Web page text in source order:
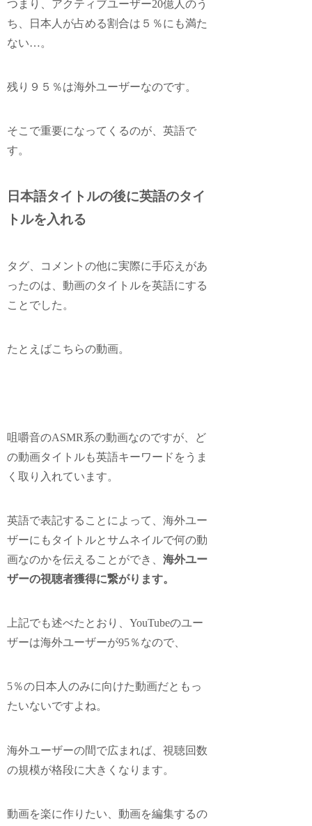
つまり、アクティブユーザー20億人のう
ち、日本人が占める割合は５％にも満た
ない…。
残り９５％は海外ユーザーなのです。
そこで重要になってくるのが、英語で
す。
日本語タイトルの後に英語のタイ
トルを入れる
タグ、コメントの他に実際に手応えがあ
ったのは、動画のタイトルを英語にする
ことでした。
たとえばこちらの動画。
咀嚼音のASMR系の動画なのですが、ど
の動画タイトルも英語キーワードをうま
く取り入れています。
英語で表記することによって、海外ユー
ザーにもタイトルとサムネイルで何の動
画なのかを伝えることができ
、海外ユー
ザーの視聴者獲得に繋がります。
上記でも述べたとおり、YouTubeのユー
ザーは海外ユーザーが95％なので、
5％の日本人のみに向けた動画だともっ
たいないですよね。
海外ユーザーの間で広まれば、視聴回数
の規模が格段に大きくなります。
動画を楽に作りたい、動画を編集するの